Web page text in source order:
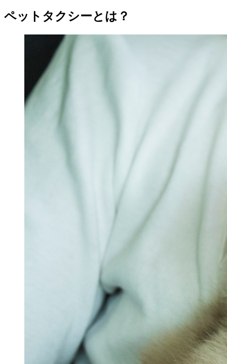
ペットタクシーとは？